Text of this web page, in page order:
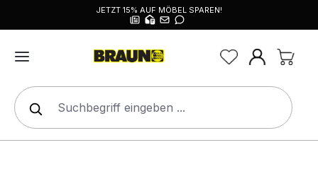
JETZT 15% AUF MÖBEL SPAREN!